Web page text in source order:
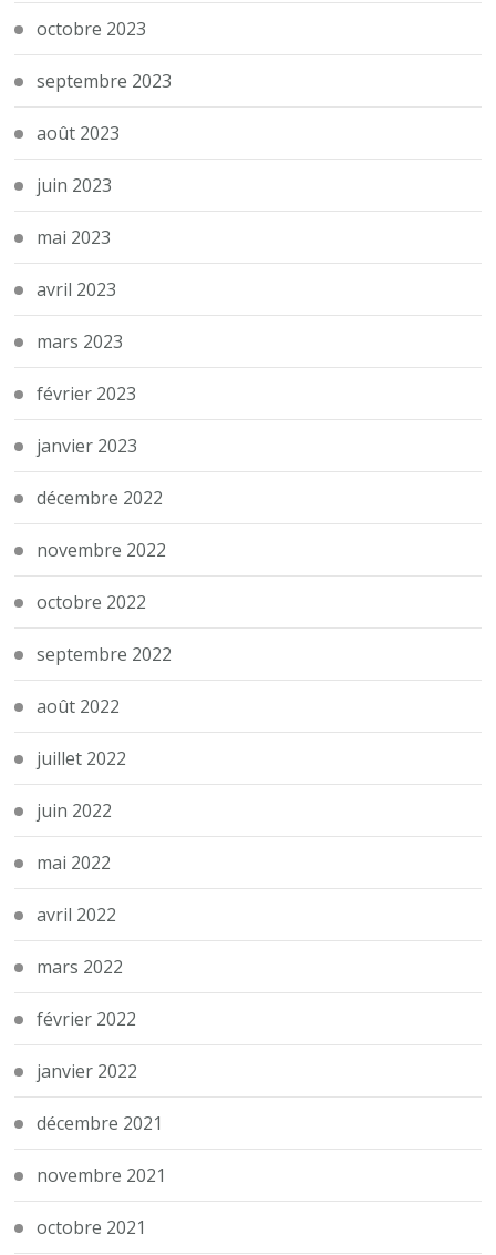
octobre 2023
septembre 2023
août 2023
juin 2023
mai 2023
avril 2023
mars 2023
février 2023
janvier 2023
décembre 2022
novembre 2022
octobre 2022
septembre 2022
août 2022
juillet 2022
juin 2022
mai 2022
avril 2022
mars 2022
février 2022
janvier 2022
décembre 2021
novembre 2021
octobre 2021